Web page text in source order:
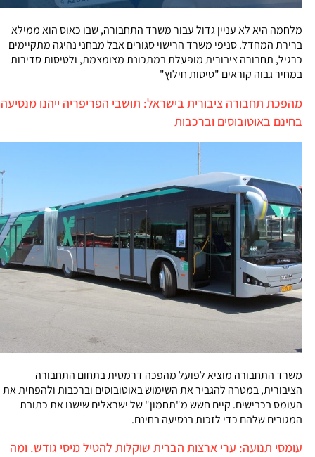
מלחמה היא לא עניין גדול עבור משרד התחבורה, שבו כאוס הוא ממילא
ברירת המחדל. סניפי משרד הרישוי סגורים אבל מבחני נהיגה מתקיימים
כרגיל, תחבורה ציבורית מופעלת במתכונת מצומצמת, ולטיסות סדירות
במחיר גבוה קוראים "טיסות חילוץ"
מהפכת תחבורה ציבורית בישראל: תושבי הפריפריה ייהנו מנסיעה
בחינם באוטובוסים וברכבות
משרד התחבורה מוציא לפועל מהפכה דרמטית בתחום התחבורה
הציבורית, במטרה להגביר את השימוש באוטובוסים וברכבות ולהפחית את
העומס בכבישים. קיים חשש מ"תחמון" של ישראלים שישנו את כתובת
המגורים שלהם כדי לזכות בנסיעה בחינם.
עומסי תנועה: ערי ארצות הברית שוקלות להטיל מיסי גודש. ומה